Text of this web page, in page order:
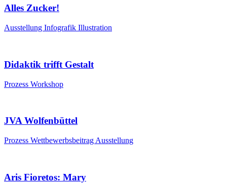
Alles Zucker!
Ausstellung Infografik Illustration
Didaktik trifft Gestalt
Prozess Workshop
JVA Wolfenbüttel
Prozess Wettbewerbsbeitrag Ausstellung
Aris Fioretos: Mary